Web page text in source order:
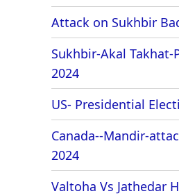
Attack on Sukhbir
Sukhbir-Akal
2024
US- Presidential
Canada--Mandir-
2024
Valtoha Vs Jathedar